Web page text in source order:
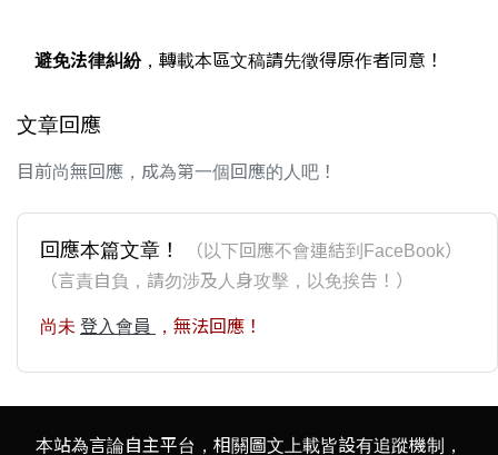
避免法律糾紛，轉載本區文稿請先徵得原作者同意！
文章回應
目前尚無回應，成為第一個回應的人吧！
回應本篇文章！
（以下回應不會連結到FaceBook）
（言責自負，請勿涉及人身攻擊，以免挨告！）
尚未 登入會員 ，無法回應！
本站為言論自主平台，相關圖文上載皆設有追蹤機制，